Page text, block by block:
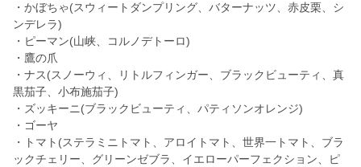
・かぼちゃ(スウィートダンプリング、バターナッツ、赤皮栗、シ
ンデレラ)
・ピーマン(山峡、コルノデトーロ)
・鷹の爪
・ナス(スノーウィ、リトルフィンガー、ブラックビューティ、真
黒茄子、小布施茄子)
・ズッキーニ(ブラックビューティ、パティソンオレンジ)
・ゴーヤ
・トマト(ステラミニトマト、アロイトマト、世界一トマト、ブラ
ックチェリー、グリーンゼブラ、イエローパーフェクション、ピ